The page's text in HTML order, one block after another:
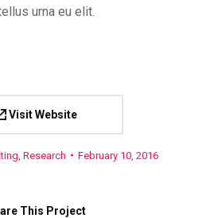
urna eu elit.
Visit Website
Research February 10, 2016
This Project